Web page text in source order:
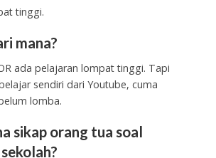
tinggi.
mana?
ada pelajaran lompat tinggi. Tapi
sendiri dari Youtube, cuma
lomba.
sikap orang tua soal